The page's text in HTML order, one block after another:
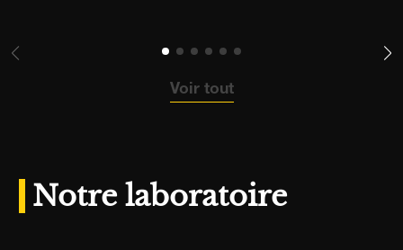
Voir tout
Notre laboratoire